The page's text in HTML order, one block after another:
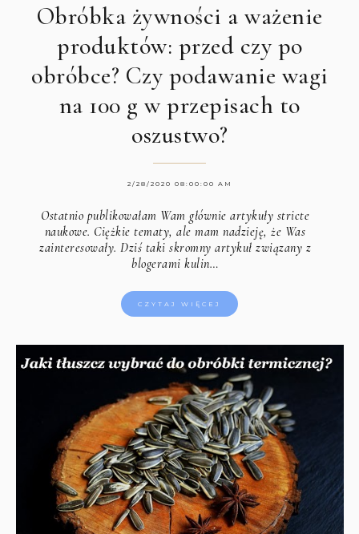
Obróbka żywności a ważenie
produktów: przed czy po
obróbce? Czy podawanie wagi
na 100 g w przepisach to
oszustwo?
2/28/2020 08:00:00 AM
Ostatnio publikowałam Wam głównie artykuły stricte
naukowe. Ciężkie tematy, ale mam nadzieję, że Was
zainteresowały. Dziś taki skromny artykuł związany z
blogerami kulin…
CZYTAJ WIĘCEJ